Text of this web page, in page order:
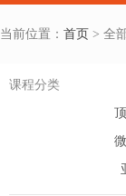
当前位置： 首页 > 全
课程分类